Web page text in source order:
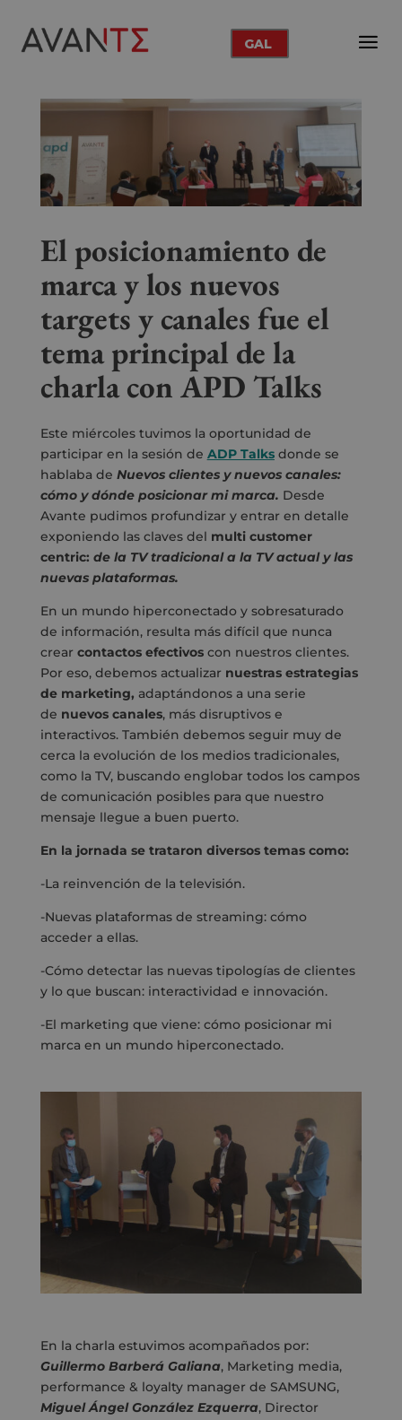
GAL
El posicionamiento de
marca y los nuevos
targets y canales fue el
tema principal de la
charla con APD Talks
Este miércoles tuvimos la oportunidad de
participar en la sesión de ADP Talksdonde se
hablaba de Nuevos clientes y nuevos canales:
cómo y dónde posicionar mi marca. Desde
Avante pudimos profundizar y entrar en detalle
exponiendo las claves del multi customer
centric: de la TV tradicional a la TV actual y las
nuevas plataformas.
En un mundo hiperconectado y sobresaturado
de información, resulta más difícil que nunca
crear contactos efectivoscon nuestros clientes.
Por eso, debemos actualizar nuestras estrategias
de marketing, adaptándonos a una serie
de nuevos canales, más disruptivos e
interactivos. También debemos seguir muy de
cerca la evolución de los medios tradicionales,
como la TV, buscando englobar todos los campos
de comunicación posibles para que nuestro
mensaje llegue a buen puerto.
En la jornada se trataron diversos temas como:
-La reinvención de la televisión.
-Nuevas plataformas de streaming: cómo
acceder a ellas.
-Cómo detectar las nuevas tipologías de clientes
y lo que buscan: interactividad e innovación.
-El marketing que viene: cómo posicionar mi
marca en un mundo hiperconectado.
En la charla estuvimos acompañados por:
Guillermo Barberá Galiana, Marketing media,
performance & loyalty manager de SAMSUNG,
Miguel Ángel González Ezquerra, Director